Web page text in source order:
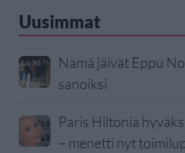
Uusimmat
Nämä jäivät Eppu
sanoiksi
Paris Hiltonia
– menetti nyt